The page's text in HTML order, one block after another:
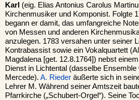
Karl (eig. Elias Antonius Carolus
Kirchenmusiker und Komponist. Folgte
begann er damit, das umfangreiche
von Messen und anderen
anzulegen. 1783 versahen unter seiner
Kontrabassist sowie ein Vokalquartett
Magdalena [get. 12.8.1764]) nebst
Dienst in Lichtental (dasselbe
Mercede). A. Rieder äußerte sich in
Lehrer M. Während seiner Amtszeit
Pfarrkirche („Schubert-Orgel“). Seine